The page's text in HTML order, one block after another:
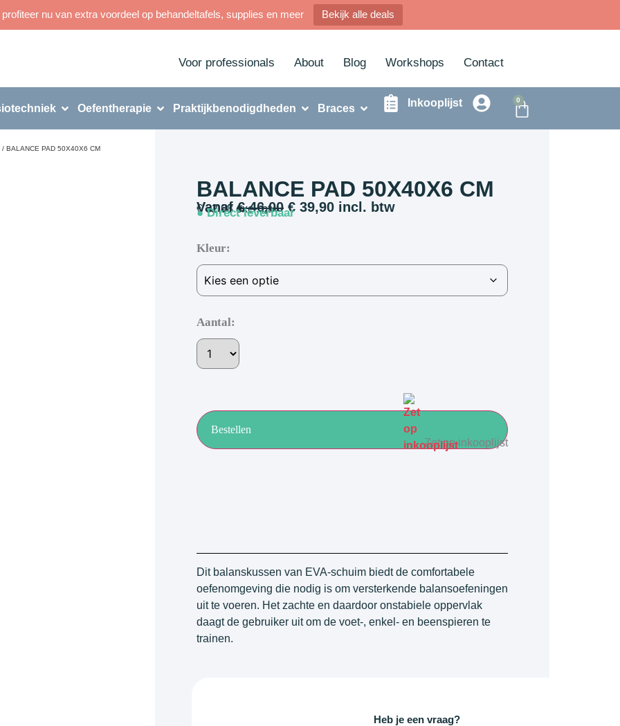
nu van extra voordeel op behandeltafels, supplies en meer Bekijk alle deals
Voor professionals About Blog Workshops Contact
Oefentherapie Praktijkbenodigdheden Braces Inkooplijst 0
/ BALANCE PAD 50X40X6 CM
BALANCE PAD 50X40X6 CM
Vanaf€46,00 € 39,90 incl. btw
€32,98excl. btw
● Direct leverbaar
Kleur
Aantal:
Bestellen
Zet op inkooplijst
Dit balanskussen van EVA-schuim biedt de comfortabele
oefenomgeving die nodig is om versterkende balansoefeningen
uit te voeren. Het zachte en daardoor onstabiele oppervlak
daagt de gebruiker uit om de voet-, enkel- en beenspieren te
trainen.
Heb je een vraag?